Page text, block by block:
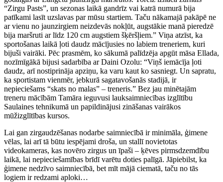
“Zirgu Pasts”, un sezonas laikā gandrīz vai katrā numurā bija
patīkami lasīt uzslavas par mūsu startiem. Taču nākamajā pakāpē ne
ar vienu no jaunzirgiem neizdevās nokļūt, augstākie manā pieredzē
bija maršruti ar līdz 120 cm augstiem šķēršļiem.” Viņa atzīst, ka
sportošanas laikā ļoti daudz mācījusies no labiem treneriem, kuri
bijuši vairāki. Pēc prasmēm, ko sākumā palīdzēja apgūt māsa Ellada,
nozīmīgākā bijusi sadarbība ar Daini Ozolu: “Viņš iemācīja ļoti
daudz, arī nostiprināja apziņu, ka varu kaut ko sasniegt. Un sapratu,
ka sportistam vienmēr, jebkurā sagatavošanās stadijā, ir
nepieciešams “skats no malas” – treneris.” Bez jau minētajām
treneru mācībām Tamāra ieguvusi lauksaimniecības izglītību
Saulaines tehnikumā un papildinājusi zināšanas vairākos
mūžizglītības kursos.
Lai gan zirgaudzēšanas nodarbe saimniecībā ir minimāla, ģimene
vēlas, lai arī tā būtu iespējami droša, un stallī novietotas
videokameras, kas novēro zirgus un īpaši – ķēves pirmsdzemdību
laikā, lai nepieciešamības brīdī varētu doties palīgā. Jāpiebilst, ka
ģimene nedzīvo saimniecībā, bet mīt mājā ciematā, taču no tās
logiem ir redzami aploki…